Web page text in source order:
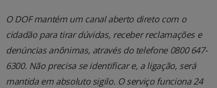
O DOF mantém um canal aberto direto com o
cidadão para tirar dúvidas, receber reclamações e
denúncias anônimas, através do telefone 0800 647-
6300. Não precisa se identificar e, a ligação, será
mantida em absoluto sigilo. O serviço funciona 24